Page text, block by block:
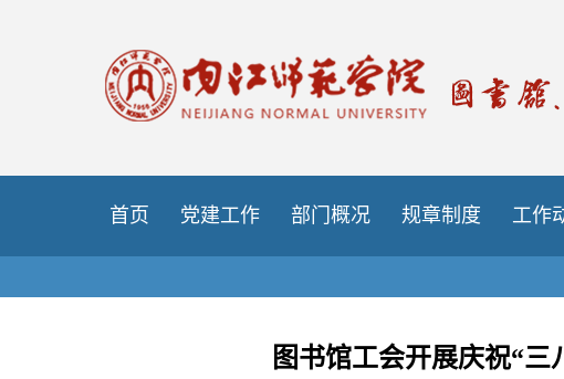
首页 党建工作 部门概况 规章制度 工作
图书馆工会开展庆祝“